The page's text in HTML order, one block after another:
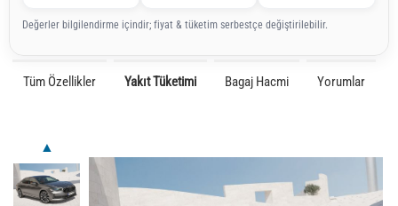
Değerler bilgilendirme içindir; fiyat & tüketim serbestçe değiştirilebilir.
Tüm Özellikler Yakıt Tüketimi Bagaj Hacmi Yorumlar
▲